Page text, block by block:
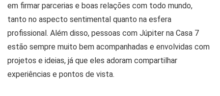
em firmar parcerias e boas relações com todo mundo,
tanto no aspecto sentimental quanto na esfera
profissional. Além disso, pessoas com Júpiter na Casa 7
estão sempre muito bem acompanhadas e envolvidas com
projetos e ideias, já que eles adoram compartilhar
experiências e pontos de vista.